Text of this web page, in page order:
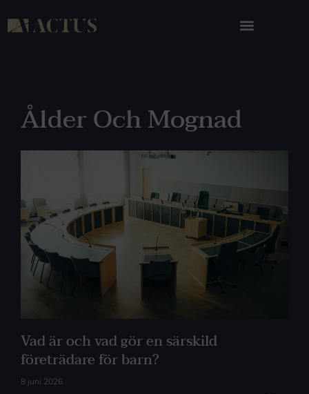
Ålder Och Mognad
Vad är och vad gör en särskild
företrädare för barn?
8 juni 2026